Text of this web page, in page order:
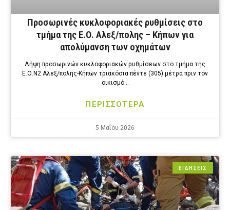
Προσωρινές κυκλοφοριακές ρυθμίσεις στο
τμήμα της Ε.Ο. Αλεξ/πολης – Κήπων για
απολύμανση των οχημάτων
Λήψη προσωρινών κυκλοφοριακών ρυθμίσεων στο τμήμα της
Ε.Ο.Ν2 Αλεξ/πολης-Κήπων τριακόσια πέντε (305) μέτρα πριν τον
οικισμό…
ΠΕΡΙΣΣΟΤΕΡΑ
5 Μαΐου 2026
ΕΙΔΗΣΕΙΣ